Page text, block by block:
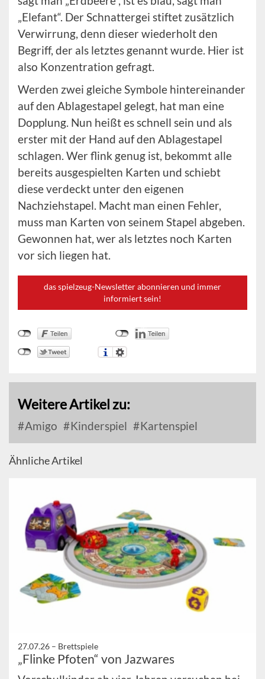
„Elefant“. Der Schnattergei stiftet zusätzlich
Verwirrung, denn dieser wiederholt den
Begriff, der als letztes genannt wurde. Hier ist
also Konzentration gefragt.
Werden zwei gleiche Symbole hintereinander
auf den Ablagestapel gelegt, hat man eine
Dopplung. Nun heißt es schnell sein und als
erster mit der Hand auf den Ablagestapel
schlagen. Wer flink genug ist, bekommt alle
bereits ausgespielten Karten und schiebt
diese verdeckt unter den eigenen
Nachziehstapel. Macht man einen Fehler,
muss man Karten von seinem Stapel abgeben.
Gewonnen hat, wer als letztes noch Karten
vor sich liegen hat.
das spielzeug-Newsletter abonnieren und immer
informiert sein!
Weitere Artikel zu:
Amigo Kinderspiel Kartenspiel
Ähnliche Artikel
27.07.26 – Brettspiele
„Flinke Pfoten“ von Jazwares